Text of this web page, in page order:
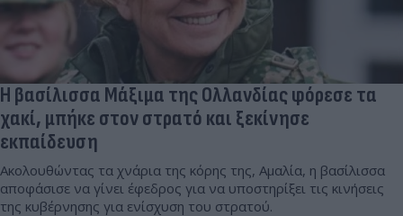
Η βασίλισσα Μάξιμα της Ολλανδίας φόρεσε τα
χακί, μπήκε στον στρατό και ξεκίνησε
εκπαίδευση
Ακολουθώντας τα χνάρια της κόρης της, Αμαλία, η βασίλισσα
αποφάσισε να γίνει έφεδρος για να υποστηρίξει τις κινήσεις
της κυβέρνησης για ενίσχυση του στρατού.